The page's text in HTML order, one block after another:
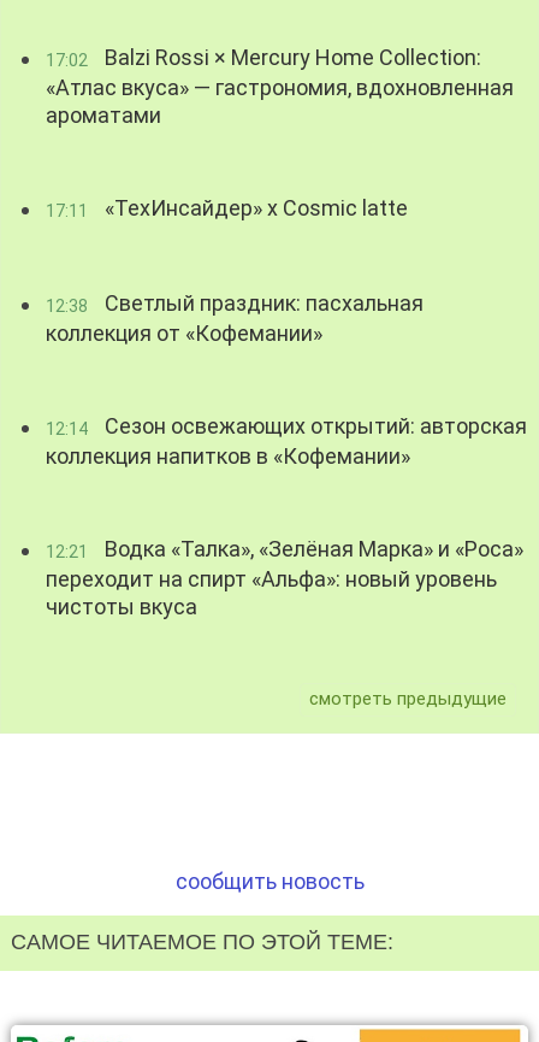
17:02
Balzi Rossi × Mercury Home Collection:
«Атлас вкуса» — гастрономия, вдохновленная
ароматами
17:11 «ТехИнсайдер» х Cosmic latte
12:38
Светлый праздник: пасхальная
коллекция от «Кофемании»
12:14
Сезон освежающих открытий: авторская
коллекция напитков в «Кофемании»
12:21
Водка «Талка», «Зелёная Марка» и «Роса»
переходит на спирт «Альфа»: новый уровень
чистоты вкуса
смотреть предыдущие
сообщить новость
САМОЕ ЧИТАЕМОЕ ПО ЭТОЙ ТЕМЕ: